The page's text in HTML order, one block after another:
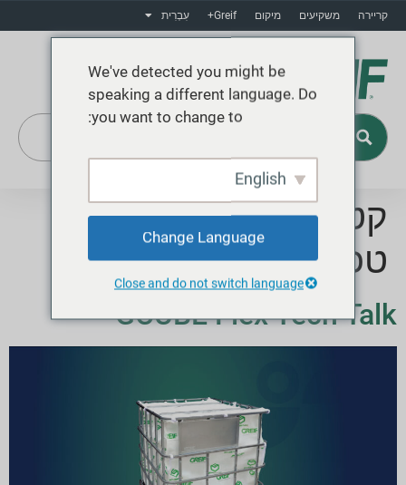
קריירה משקיעים מיקום Greif+ עִבְרִית
קטגוריה:שיחה
טכנולוגית
GCUBE Flex Tech Talk
We've detected you might be
speaking a different language. Do
you want to change to:
English
Change Language
Close and do not switch language